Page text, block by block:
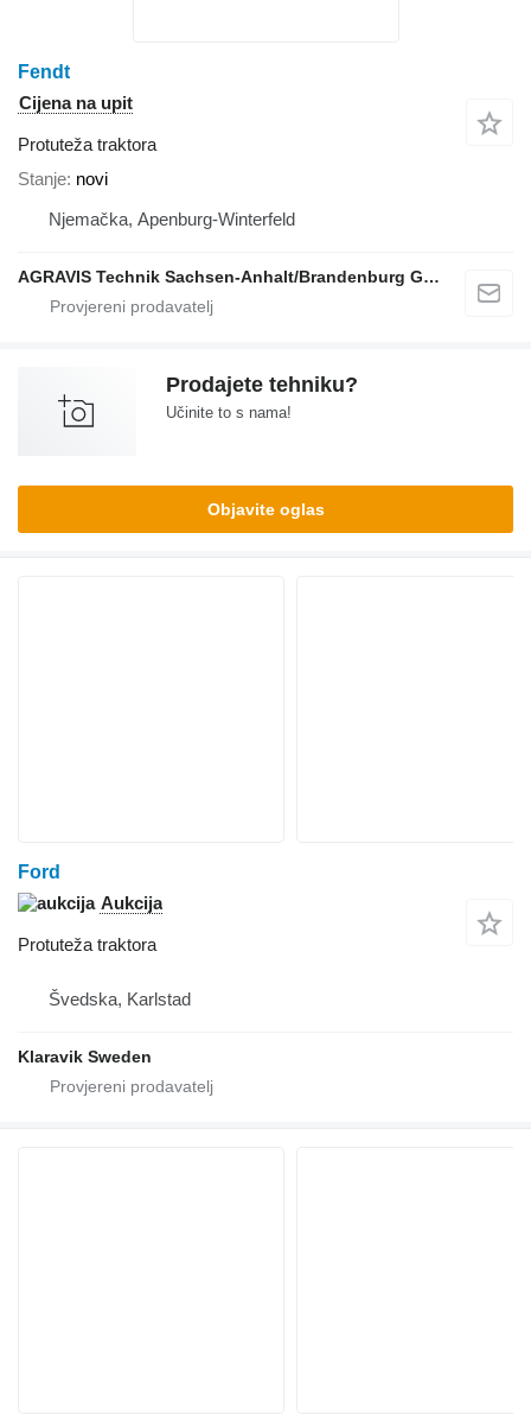
Fendt
Cijena na upit
Protuteža traktora
Stanje novi
Njemačka, Apenburg-Winterfeld
AGRAVIS Technik Sachsen-Anhalt/Brandenburg GmbH
Prodajete tehniku?
Učinite to s nama!
Objavite oglas
Ford
Aukcija
Protuteža traktora
Švedska, Karlstad
Klaravik Sweden